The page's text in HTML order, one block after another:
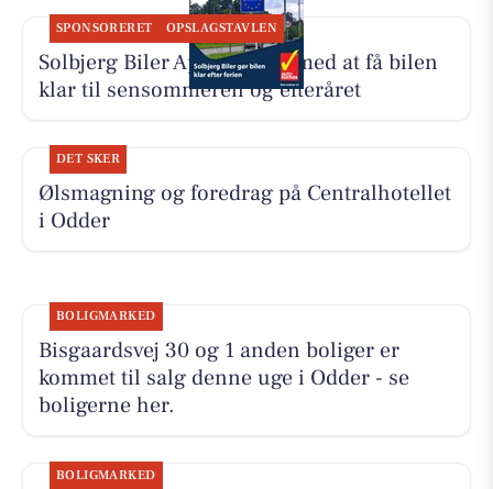
SPONSORERET OPSLAGSTAVLEN
Solbjerg Biler ApS hjælper med at få bilen
klar til sensommeren og efteråret
DET SKER
Ølsmagning og foredrag på Centralhotellet
i Odder
BOLIGMARKED
Bisgaardsvej 30 og 1 anden boliger er
kommet til salg denne uge i Odder - se
boligerne her.
BOLIGMARKED